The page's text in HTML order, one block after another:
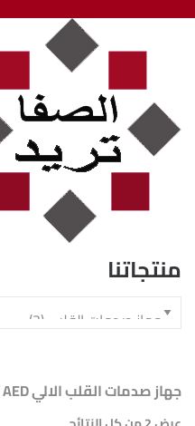
منتجاتنا
جهاز صدمات القلب الالي AED تتميز الأجهزة بجودة عالية لمختلف الأغراض في المستشفيات و الأماكن العامة يتيميز بصدمة كهربائية منخفضة الطاقة لمزيد من الأمان للمريض